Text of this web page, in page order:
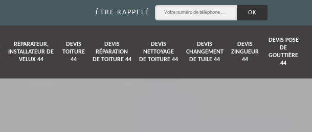
ÊTRE RAPPELÉ
RÉPARATEUR,
INSTALLATEUR DE
VELUX 44
DEVIS
TOITURE
44
DEVIS
RÉPARATION
DE TOITURE 44
DEVIS
NETTOYAGE
DE TOITURE 44
DEVIS
CHANGEMENT
DE TUILE 44
DEVIS
ZINGUEUR
44
DEVIS POSE
DE
GOUTTIÈRE
44